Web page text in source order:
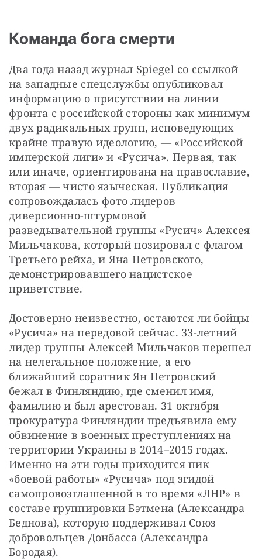
Команда бога смерти
Два года назад журнал Spiegel со ссылкой
на западные спецслужбы опубликовал
информацию о присутствии на линии
фронта с российской стороны как минимум
двух радикальных групп, исповедующих
крайне правую идеологию, — «Российской
имперской лиги» и «Русича». Первая, так
или иначе, ориентирована на православие,
вторая — чисто языческая. Публикация
сопровождалась фото лидеров
диверсионно-штурмовой
разведывательной группы «Русич» Алексея
Мильчакова, который позировал с флагом
Третьего рейха, и Яна Петровского,
демонстрировавшего нацистское
приветствие.
Достоверно неизвестно, остаются ли бойцы
«Русича» на передовой сейчас. 33-летний
лидер группы Алексей Мильчаков перешел
на нелегальное положение, а его
ближайший соратник Ян Петровский
бежал в Финляндию, где сменил имя,
фамилию и был арестован. 31 октября
прокуратура Финляндии предъявила ему
обвинение в военных преступлениях на
территории Украины в 2014–2015 годах.
Именно на эти годы приходится пик
«боевой работы» «Русича» под эгидой
самопровозглашенной в то время «ЛНР» в
составе группировки Бэтмена (Александра
Беднова), которую поддерживал Союз
добровольцев Донбасса (Александра
Бородая).